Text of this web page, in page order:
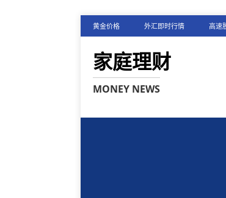
黄金价格 外汇即时行情 高速
家庭理财
MONEY NEWS